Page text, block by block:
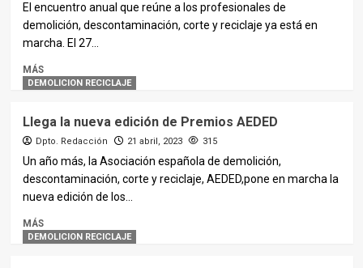
El encuentro anual que reúne a los profesionales de
demolición, descontaminación, corte y reciclaje ya está en
marcha. El 27...
MÁS
DEMOLICION RECICLAJE
Llega la nueva edición de Premios AEDED
Dpto. Redacción 21 abril, 2023 315
Un año más, la Asociación española de demolición,
descontaminación, corte y reciclaje, AEDED,pone en marcha la
nueva edición de los...
MÁS
DEMOLICION RECICLAJE